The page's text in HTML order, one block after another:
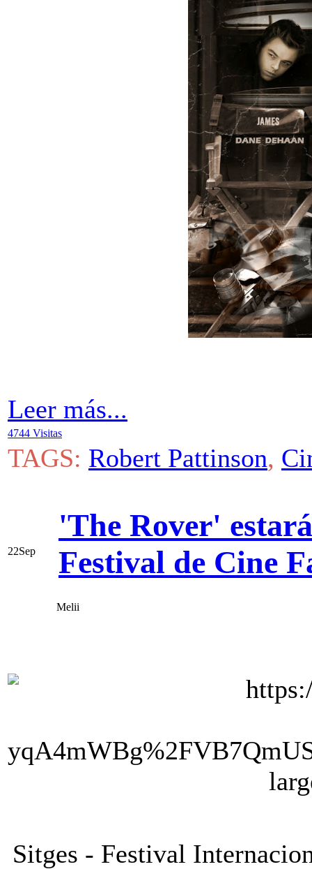
Leer más...
4744 Visitas
TAGS: Robert Pattinson,
22Sep
'The Rover'
Festival de Cine
Melii
Sitges - Festival